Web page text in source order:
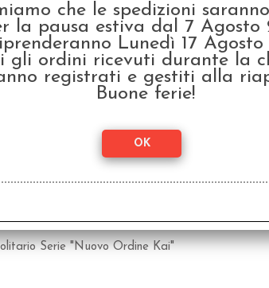
- LA LUCE DEI KAI
Solitario Serie "Nuovo Ordine Kai"
DELLA NOTTE ETERNA
Serie "Nuovo Ordine Kai"
che le spedizioni saranno
la pausa estiva dal 7 Agosto
Lunedì 17 Agosto
gli ordini ricevuti durante la
registrati e gestiti alla
Buone ferie!